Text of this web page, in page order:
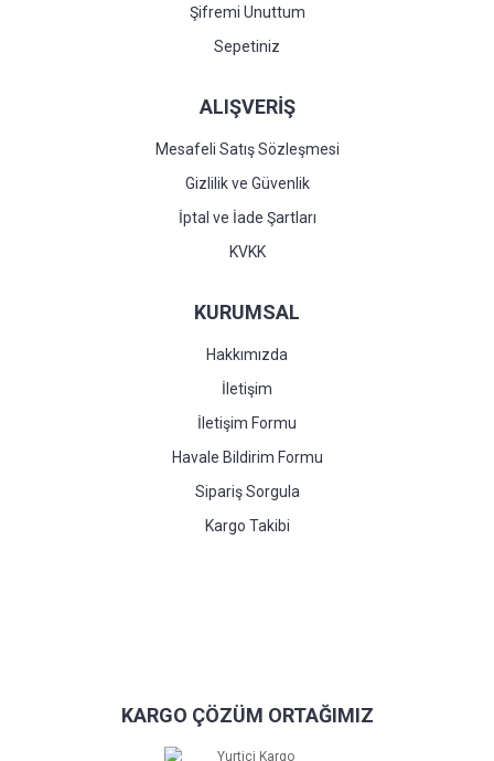
Şifremi Unuttum
Sepetiniz
ALIŞVERİŞ
Mesafeli Satış Sözleşmesi
Gizlilik ve Güvenlik
İptal ve İade Şartları
KVKK
KURUMSAL
Hakkımızda
İletişim
İletişim Formu
Havale Bildirim Formu
Sipariş Sorgula
Kargo Takibi
KARGO ÇÖZÜM ORTAĞIMIZ